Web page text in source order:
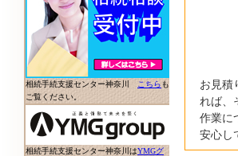
相続手続支援センター神奈川 こちら も
ご覧ください。
相続手続支援センター神奈川はYMGグ
お見積
れば、
作業に
安心し